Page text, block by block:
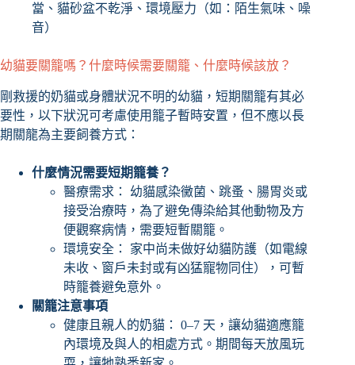
當、貓砂盆不乾淨、環境壓力（如：陌生氣味、噪
音）
幼貓要關籠嗎？什麼時候需要關籠、什麼時候該放？
剛救援的奶貓或身體狀況不明的幼貓，短期關籠有其必
要性，以下狀況可考慮使用籠子暫時安置，但不應以長
期關龍為主要飼養方式：
什麼情況需要短期籠養？
醫療需求： 幼貓感染黴菌、跳蚤、腸胃炎或
接受治療時，為了避免傳染給其他動物及方
便觀察病情，需要短暫關籠。
環境安全： 家中尚未做好幼貓防護（如電線
未收、窗戶未封或有凶猛寵物同住），可暫
時籠養避免意外。
關籠注意事項
健康且親人的奶貓： 0–7 天，讓幼貓適應籠
內環境及與人的相處方式。期間每天放風玩